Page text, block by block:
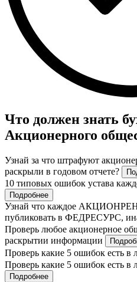
Что должен знать
Акционерного
Узнай за что штрафуют
раскрыли в годовом отчете?
10 типовых ошибок устава
Подробнее
Узнай что каждое
публиковать в ФЕДРЕСУРС,
Проверь любое акционерное
раскрытии информации
Проверь какие 5 ошибок есть в
Проверь какие 5 ошибок есть
Подробнее